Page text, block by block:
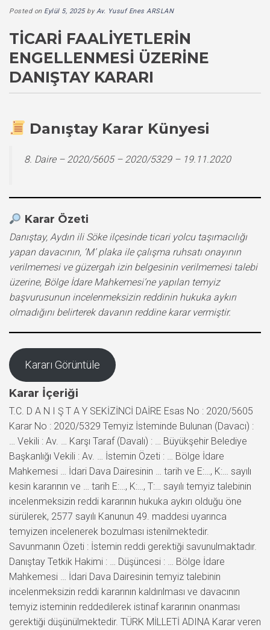
Posted on Eylül 5, 2025byAv. Yusuf Enes ARSLAN
TICARI FAALIYETLERIN
ENGELLENMESI ÜZERINE
DANIŞTAY KARARI
Danıştay Karar Künyesi
8. Daire – 2020/5605 – 2020/5329 – 19.11.2020
Karar Özeti
Danıştay, Aydın ili Söke ilçesinde ticari yolcu taşımacılığı
yapan davacının, ‘M’ plaka ile çalışma ruhsatı onayının
verilmemesi ve güzergah izin belgesinin verilmemesi talebi
üzerine, Bölge İdare Mahkemesi’ne yapılan temyiz
başvurusunun incelenmeksizin reddinin hukuka aykırı
olmadığını belirterek davanın reddine karar vermiştir.
Kararı Görüntüle
Karar İçeriği
T.C. D A N I Ş T A Y SEKİZİNCİ DAİRE Esas No : 2020/5605
Karar No : 2020/5329 Temyiz İsteminde Bulunan (Davacı) :
… Vekili : Av. … Karşı Taraf (Davalı) : … Büyükşehir Belediye
Başkanlığı Vekili : Av. … İstemin Özeti : … Bölge İdare
Mahkemesi … İdari Dava Dairesinin … tarih ve E:…, K:… sayılı
kesin kararının ve … tarih E:…, K:…, T:… sayılı temyiz talebinin
incelenmeksizin reddi kararının hukuka aykırı olduğu öne
sürülerek, 2577 sayılı Kanunun 49. maddesi uyarınca
temyizen incelenerek bozulması istenilmektedir.
Savunmanın Özeti : İstemin reddi gerektiği savunulmaktadır.
Danıştay Tetkik Hakimi : … Düşüncesi : … Bölge İdare
Mahkemesi … İdari Dava Dairesinin temyiz talebinin
incelenmeksizin reddi kararının kaldırılması ve davacının
temyiz isteminin reddedilerek istinaf kararının onanması
gerektiği düşünülmektedir. TÜRK MİLLETİ ADINA Karar veren